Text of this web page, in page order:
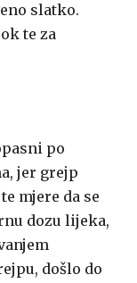
slatko.
te za
po
jer grejp
mjere da se
dozu lijeka,
došlo do